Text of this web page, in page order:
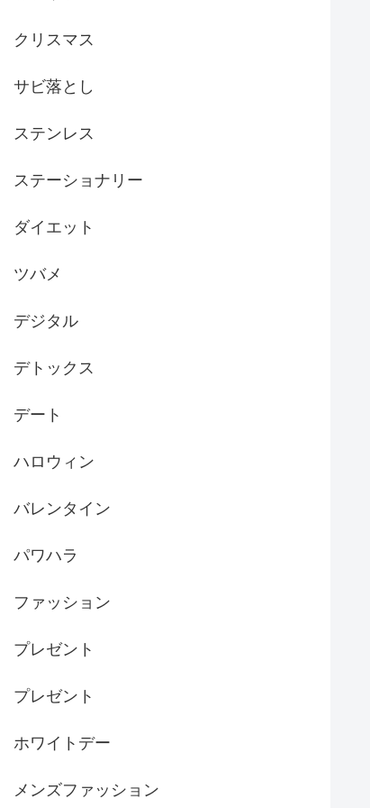
クリスマス
サビ落とし
ステンレス
ステーショナリー
ダイエット
ツバメ
デジタル
デトックス
デート
ハロウィン
バレンタイン
パワハラ
ファッション
プレゼント
プレゼント
ホワイトデー
メンズファッション